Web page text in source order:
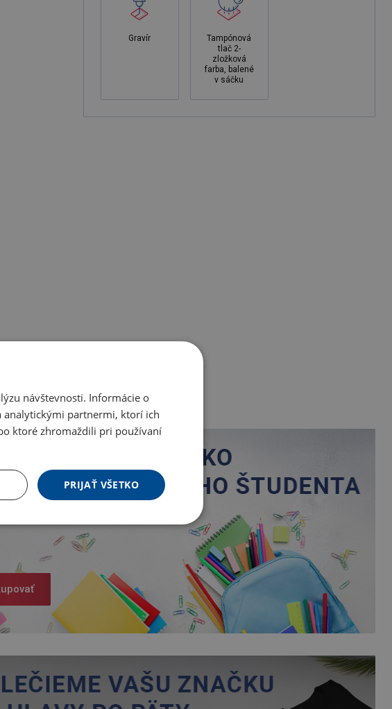
Gravír
Tampónová
tlač 2-
zložková
farba, balené
v sáčku
návštevnosti. Informácie o
analytickými partnermi, ktorí ich
ktoré zhromaždili pri používaní
PRIJAŤ VŠETKO